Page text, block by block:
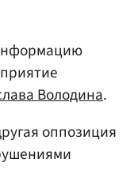
Володина.
оппозиция